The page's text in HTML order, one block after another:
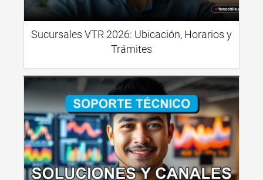
Sucursales VTR 2026: Ubicación, Horarios y
Trámites